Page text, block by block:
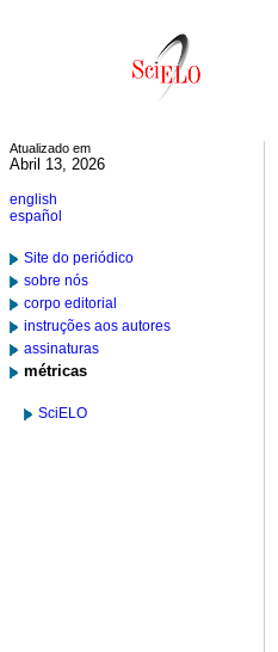
Atualizado em
Abril 13, 2026
english
español
Site do periódico
sobre nós
corpo editorial
instruções aos autores
assinaturas
métricas
SciELO